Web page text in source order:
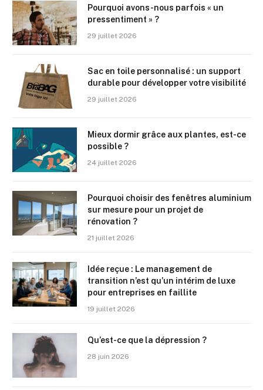
Pourquoi avons-nous parfois « un
pressentiment » ?
29 juillet 2026
Sac en toile personnalisé : un support
durable pour développer votre visibilité
29 juillet 2026
Mieux dormir grâce aux plantes, est-ce
possible ?
24 juillet 2026
Pourquoi choisir des fenêtres aluminium
sur mesure pour un projet de
rénovation ?
21 juillet 2026
Idée reçue : Le management de
transition n’est qu’un intérim de luxe
pour entreprises en faillite
19 juillet 2026
Qu’est-ce que la dépression ?
28 juin 2026